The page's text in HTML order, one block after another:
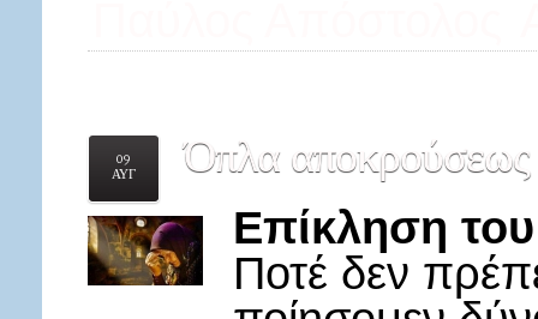
09
ΑΥΓ
Όπλα αποκρούσεως
Επίκληση
Ποτέ δεν